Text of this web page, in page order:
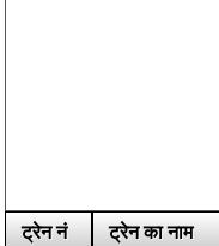
ट्रेन नं ट्रेन का नाम